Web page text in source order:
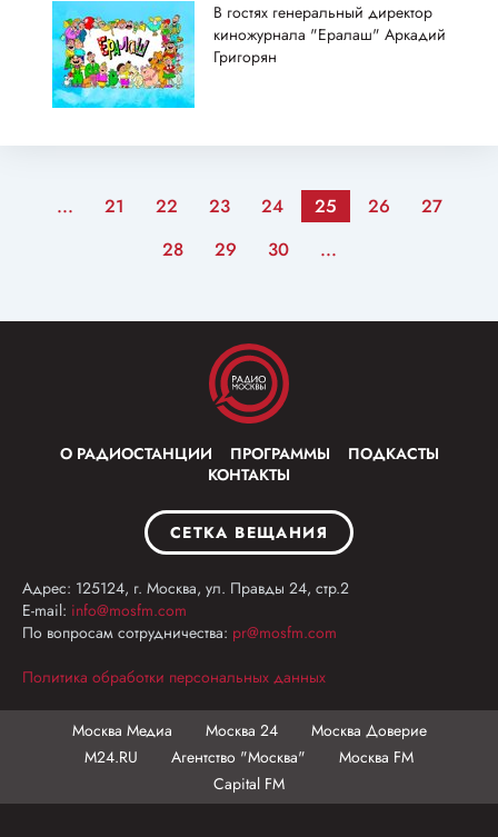
В гостях генеральный директор
киножурнала "Ералаш" Аркадий
Григорян
... 21 22 23 24 25 26
27
28
29 30 ...
О РАДИОСТАНЦИИ ПРОГРАММЫ
ПОДКАСТЫ
КОНТАКТЫ
СЕТКА ВЕЩАНИЯ
Адрес: 125124, г. Москва, ул. Правды 24, стр.2
E-mail: info@mosfm.com
По вопросам сотрудничества: pr@mosfm.com
Политика обработки персональных данных
Москва Медиа Москва 24
Москва Доверие
М24.RU
Агентство "Москва"
Москва FM
Capital FM